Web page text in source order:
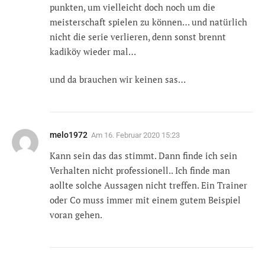
punkten, um vielleicht doch noch um die
meisterschaft spielen zu können… und natürlich
nicht die serie verlieren, denn sonst brennt
kadiköy wieder mal…
und da brauchen wir keinen sas…
melo1972 Am 16. Februar 2020 15:23
Kann sein das das stimmt. Dann finde ich sein
Verhalten nicht professionell.. Ich finde man
aollte solche Aussagen nicht treffen. Ein Trainer
oder Co muss immer mit einem gutem Beispiel
voran gehen.